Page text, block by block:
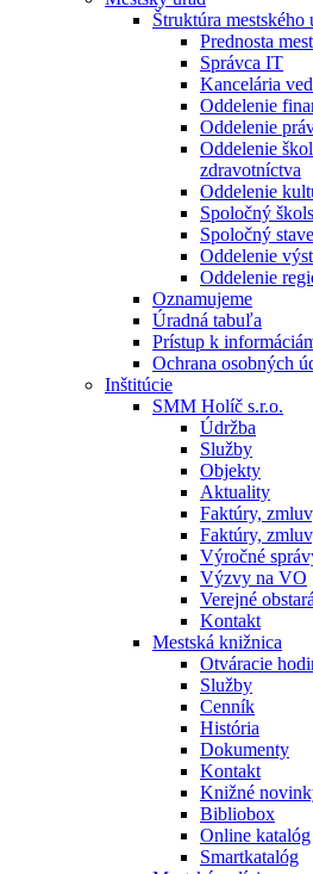
Štruktúra mestského
Prednosta
Správca IT
Kancelária
Oddelenie
Oddelenie
Oddelenie
zdravotníctva
Oddelenie
Spoločný
Spoločný
Oddelenie
Oddelenie
Oznamujeme
Úradná tabuľa
Prístup k
Ochrana osobných
Inštitúcie
SMM Holíč s.r.o.
Údržba
Služby
Objekty
Aktuality
Faktúry,
Faktúry,
Výročné
Výzvy na VO
Verejné
Kontakt
Mestská knižnica
Otváracie
Služby
Cenník
História
Dokumenty
Kontakt
Knižné
Bibliobox
Online katalóg
Smartkatalóg